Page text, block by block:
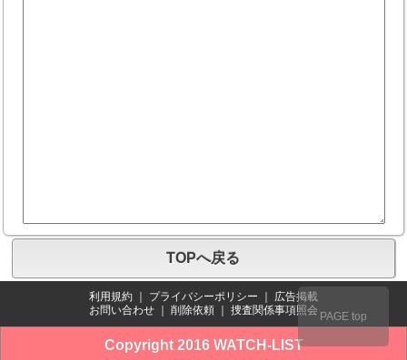
TOPへ戻る
利用規約 プライバシーポリシー
広告掲載
お問い合わせ
削除依頼 捜査関係事項照会
Copyright 2016 WATCH-LIST
PAGE top